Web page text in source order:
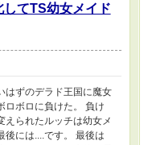
てTS幼女メイド
はずのデラド王国に魔女
ロボロに負けた。 負け
えられたルッチは幼女メ
後には....です。 最後は